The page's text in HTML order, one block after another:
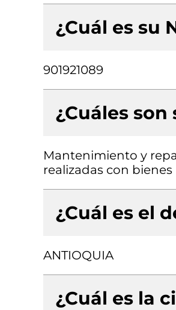
¿Cuál es su
901921089
¿Cuáles
Mantenimiento y
realizadas con
¿Cuál es el
ANTIOQUIA
¿Cuál es la